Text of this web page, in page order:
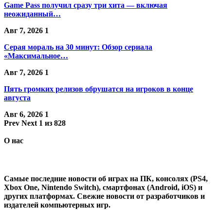
Game Pass получил сразу три хита — включая
неожиданный…
Авг 7, 2026 1
Серая мораль на 30 минут: Обзор сериала
«Максимальное…
Авг 7, 2026 1
Пять громких релизов обрушатся на игроков в конце
августа
Авг 6, 2026 1
Prev Next 1 из 828
О нас
Самые последние новости об играх на ПК, консолях (PS4,
Xbox One, Nintendo Switch), смартфонах (Android, iOS) и
других платформах. Свежие новости от разработчиков и
издателей компьютерных игр.